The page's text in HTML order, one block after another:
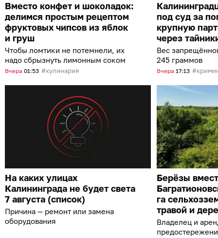
Вместо конфет и шоколадок:
делимся простым рецептом
фруктовых чипсов из яблок
и груш
Чтобы ломтики не потемнели, их
надо сбрызнуть лимонным соком
Вчера 01:53 кулинария
под суд за
крупную
через
Вес
245 граммов
Вчера 17:13
На каких улицах
Калининграда не будет света
7 августа (список)
Причина — ремонт или замена
оборудования
Берёзы
га
травой и
Владелец и